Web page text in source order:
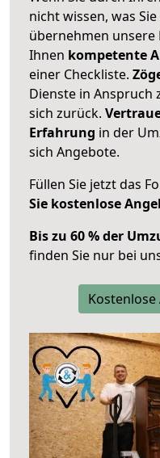
nicht wissen, was
übernehmen unsere
Ihnen kompetente
einer Checkliste.
Dienste in Anspruch
sich zurück.
Erfahrung in der
sich Angebote.
Füllen Sie jetzt das
Sie kostenlose
Bis zu 60 % der
finden Sie nur bei